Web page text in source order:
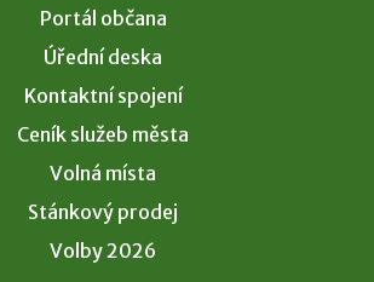
Portál občana
Úřední deska
Kontaktní spojení
Ceník služeb města
Volná místa
Stánkový prodej
Volby 2026